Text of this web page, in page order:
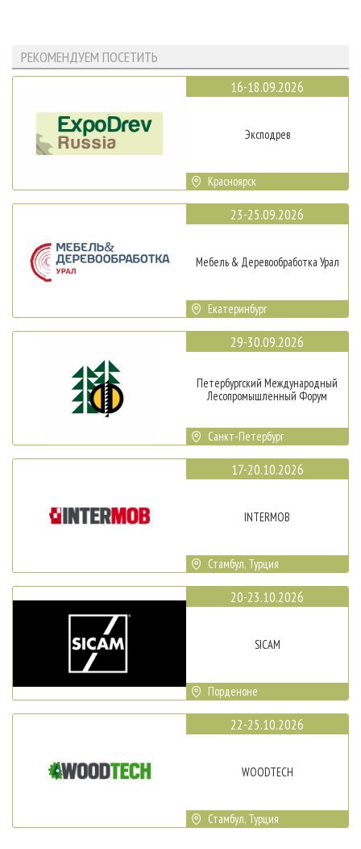
РЕКОМЕНДУЕМ ПОСЕТИТЬ
16-18.09.2026
Эксподрев
Красноярск
23-25.09.2026
Мебель & Деревообработка Урал
Екатеринбург
29-30.09.2026
Петербургский Международный
Лесопромышленный Форум
Санкт-Петербург
17-20.10.2026
INTERMOB
Стамбул, Турция
20-23.10.2026
SICAM
Порденоне
22-25.10.2026
WOODTECH
Стамбул, Турция